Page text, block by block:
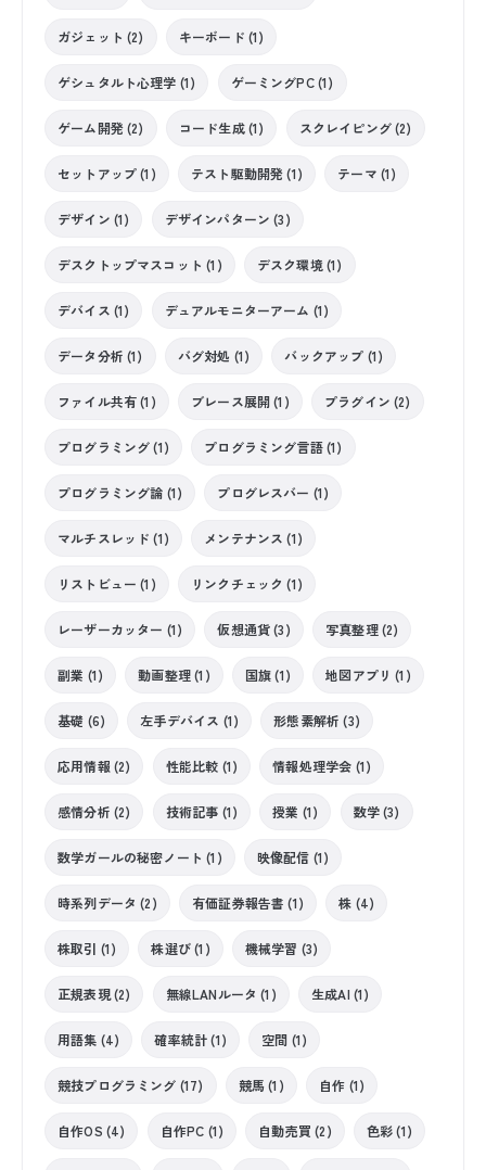
ガジェット (2) キーボード (1)
ゲシュタルト心理学 (1) ゲーミングPC (1)
ゲーム開発 (2) コード生成 (1) スクレイピング (2)
セットアップ (1) テスト駆動開発 (1) テーマ (1)
デザイン (1) デザインパターン (3)
デスクトップマスコット (1) デスク環境 (1)
デバイス (1) デュアルモニターアーム (1)
データ分析 (1) バグ対処 (1) バックアップ (1)
ファイル共有 (1) ブレース展開 (1) プラグイン (2)
プログラミング (1) プログラミング言語 (1)
プログラミング論 (1) プログレスバー (1)
マルチスレッド (1) メンテナンス (1)
リストビュー (1) リンクチェック (1)
レーザーカッター (1) 仮想通貨 (3) 写真整理 (2)
副業 (1) 動画整理 (1) 国旗 (1) 地図アプリ (1)
基礎 (6) 左手デバイス (1) 形態素解析 (3)
応用情報 (2) 性能比較 (1) 情報処理学会 (1)
感情分析 (2) 技術記事 (1) 授業 (1) 数学 (3)
数学ガールの秘密ノート (1) 映像配信 (1)
時系列データ (2) 有価証券報告書 (1) 株 (4)
株取引 (1) 株選び (1) 機械学習 (3)
正規表現 (2) 無線LANルータ (1) 生成AI (1)
用語集 (4) 確率統計 (1) 空間 (1)
競技プログラミング (17) 競馬 (1) 自作 (1)
自作OS (4) 自作PC (1) 自動売買 (2) 色彩 (1)